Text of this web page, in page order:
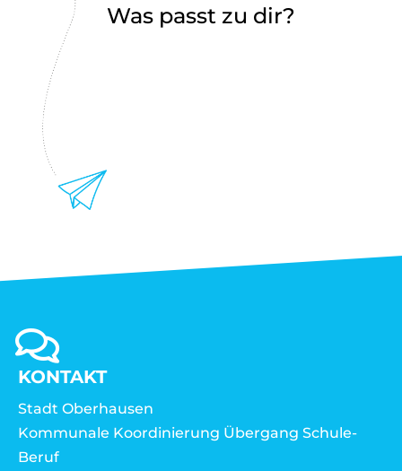
Was passt zu dir?
KONTAKT
Stadt Oberhausen
Kommunale Koordinierung Übergang Schule-
Beruf